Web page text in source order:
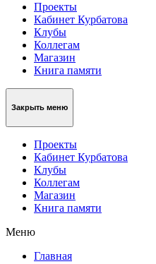
Проекты
Кабинет Курбатова
Клубы
Коллегам
Магазин
Книга памяти
Закрыть меню
Проекты
Кабинет Курбатова
Клубы
Коллегам
Магазин
Книга памяти
Меню
Главная